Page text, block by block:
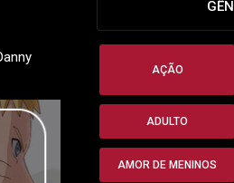
AÇÃO
ADULTO
AMOR DE MENINOS